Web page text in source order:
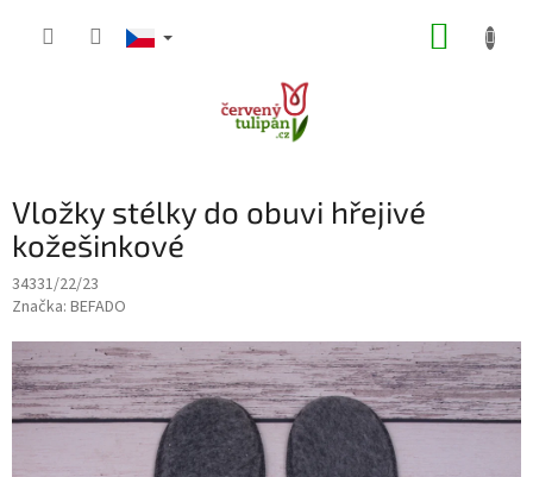
Vložky stélky do obuvi hřejivé
kožešinkové
34331/22/23
Značka: BEFADO